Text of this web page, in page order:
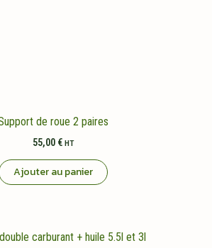
de roue 2 paires
55,00 € HT
Ajouter au panier